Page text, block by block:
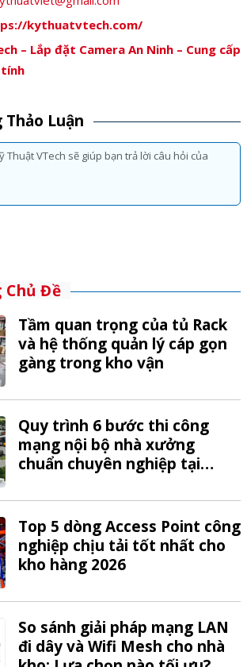
kythuatvtech.com/
– Lắp đặt Camera An Ninh – Cung cấp
Thảo Luận
Chủ Đề
Tầm quan trọng của tủ Rack
và hệ thống quản lý cáp gọn
gàng trong kho vận
Quy trình 6 bước thi công
mạng nội bộ nhà xưởng
chuẩn chuyên nghiệp tại
Top 5 dòng Access Point công
nghiệp chịu tải tốt nhất cho
kho hàng 2026
So sánh giải pháp mạng LAN
đi dây và Wifi Mesh cho nhà